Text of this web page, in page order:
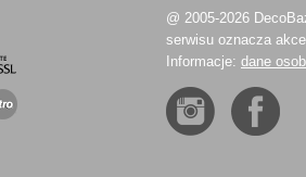
@ 2005-2026
serwisu oznacza
Informacje: dane